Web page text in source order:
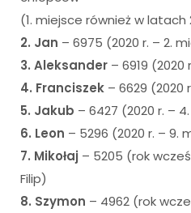
(1. miejsce również w latach
2. Jan – 6975 (2020 r. – 2.
3. Aleksander – 6919
4. Franciszek – 6629 (2020
5. Jakub – 6427 (2020 r. –
6. Leon – 5296 (2020 r. – 9.
7. Mikołaj – 5205 (rok
Filip)
8. Szymon – 4962 (rok